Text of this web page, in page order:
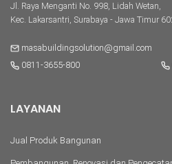
Jl. Raya Menganti No. 998, Lidah Wetan,
Kec. Lakarsantri, Surabaya - Jawa Timur
masabuildingsolution@gmail.com
0811-3655-800
LAYANAN
Jual Produk Bangunan